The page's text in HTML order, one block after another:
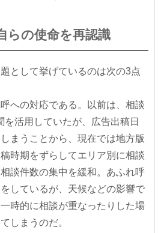
らの使命を再認識
として挙げているのは次の3点
への対応である。以前は、相談
活用していたが、広告出稿日
まうことから、現在では地方版
時期をずらしてエリア別に相談
談件数の集中を緩和。あふれ呼
しているが、天候などの影響で
時的に相談が重なったりした場
しまうのだ。